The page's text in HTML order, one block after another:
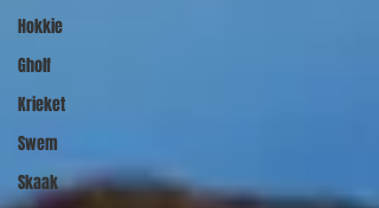
Hokkie
Gholf
Krieket
Swem
Skaak